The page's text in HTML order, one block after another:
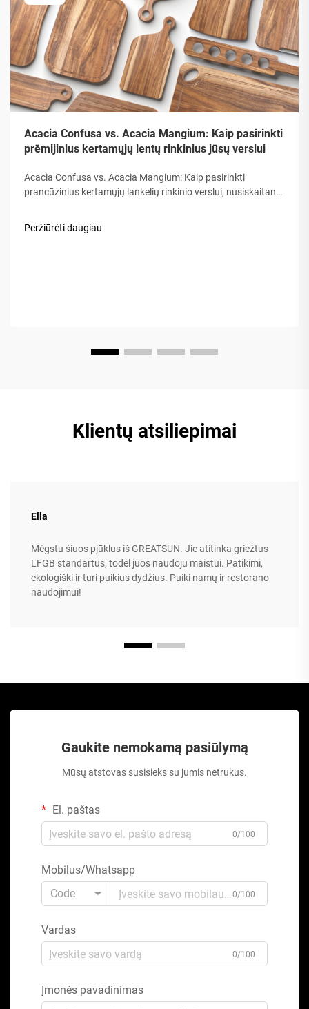
Acacia Confusa vs. Acacia Mangium: Kaip pasirinkti
prēmijinius kertamųjų lentų rinkinius jūsų verslui
Acacia Confusa vs. Acacia Mangium: Kaip pasirinkti
prancūzinius kertamųjų lankelių rinkinio verslui, nusiskaitant
yra lygios. Rinka dažnai konfliktuoja…
Peržiūrėti daugiau
Klientų atsiliepimai
Ella
Mėgstu šiuos pjūklus iš GREATSUN. Jie atitinka griežtus
LFGB standartus, todėl juos naudoju maistui. Patikimi,
ekologiški ir turi puikius dydžius. Puiki namų ir restorano
naudojimui!
Gaukite nemokamą pasiūlymą
Mūsų atstovas susisieks su jumis netrukus.
El. paštas
0/100
Mobilus/Whatsapp
Code
0/100
Vardas
0/100
Įmonės pavadinimas